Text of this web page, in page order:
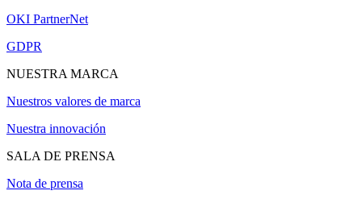
OKI PartnerNet
GDPR
NUESTRA MARCA
Nuestros valores de marca
Nuestra innovación
SALA DE PRENSA
Nota de prensa